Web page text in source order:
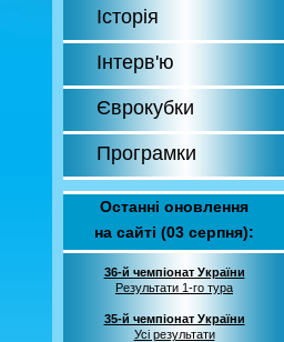
Історія
Інтерв'ю
Єврокубки
Програмки
Останні оновлення
на сайті (03 серпня):
36-й чемпіонат України
Результати 1-го тура
35-й чемпіонат України
Усі результати